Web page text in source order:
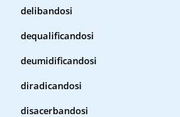
delibandosi
dequalificandosi
deumidificandosi
diradicandosi
disacerbandosi